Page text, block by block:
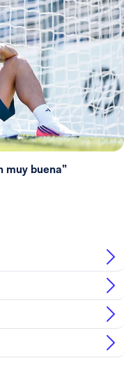
muy buena”